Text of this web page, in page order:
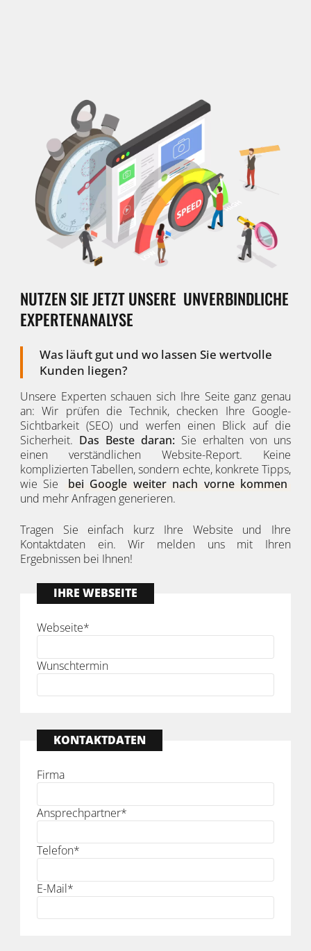
NUTZEN SIE JETZT UNSERE UNVERBINDLICHE
EXPERTENANALYSE
Was läuft gut und wo lassen Sie wertvolle
Kunden liegen?
Unsere Experten schauen sich Ihre Seite ganz genau
an: Wir prüfen die Technik, checken Ihre Google-
Sichtbarkeit (SEO) und werfen einen Blick auf die
Sicherheit. Das Beste daran: Sie erhalten von uns
einen verständlichen Website-Report. Keine
komplizierten Tabellen, sondern echte, konkrete Tipps,
wie Sie
bei Google weiter nach vorne kommen
und mehr Anfragen generieren.
Tragen Sie einfach kurz Ihre Website und Ihre
Kontaktdaten ein. Wir melden uns mit Ihren
Ergebnissen bei Ihnen!
IHRE WEBSEITE
Webseite*
Wunschtermin
KONTAKTDATEN
Firma
Ansprechpartner*
Telefon*
E-Mail*